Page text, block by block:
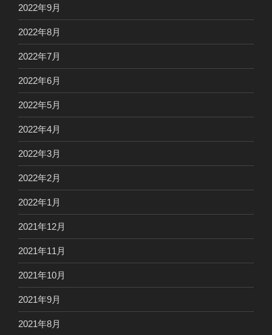
2022年9月
2022年8月
2022年7月
2022年6月
2022年5月
2022年4月
2022年3月
2022年2月
2022年1月
2021年12月
2021年11月
2021年10月
2021年9月
2021年8月